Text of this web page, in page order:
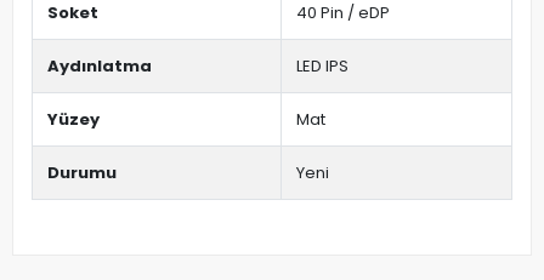
Soket 40 Pin / eDP
Aydınlatma LED IPS
Yüzey Mat
Durumu Yeni